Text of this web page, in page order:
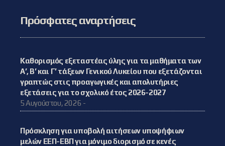
Πρόσφατες αναρτήσεις
Καθορισμός εξεταστέας ύλης για τα μαθήματα των
Α’, Β’ και Γ’ τάξεων Γενικού Λυκείου που εξετάζονται
γραπτώς στις προαγωγικές και απολυτήριες
εξετάσεις για το σχολικό έτος 2026-2027
5 Αυγούστου, 2026 -
Πρόσκληση για υποβολή αιτήσεων υποψήφιων
μελών ΕΕΠ-ΕΒΠ για μόνιμο διορισμό σε κενές